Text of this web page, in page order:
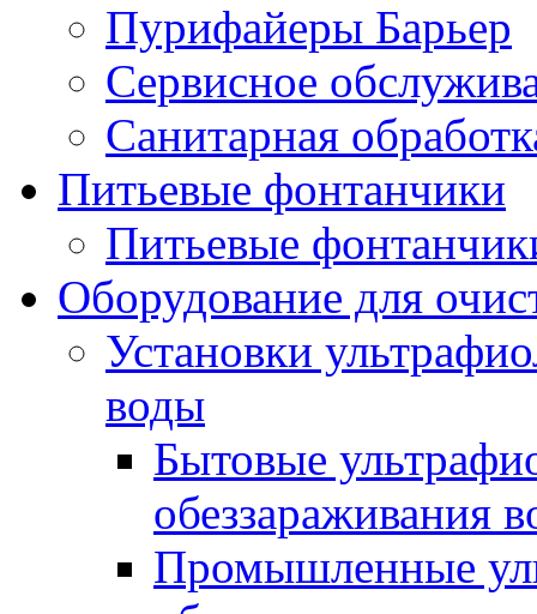
Пурифайеры Барьер
Сервисное
Санитарная
Питьевые фонтанчики
Питьевые
Оборудование для
Установки
воды
Бытовые
обеззараживания
Промышленные